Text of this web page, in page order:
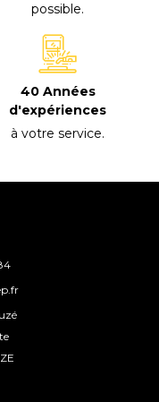
possible.
40 Années
d'expériences
à votre service.